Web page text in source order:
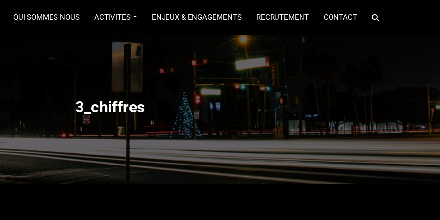
QUI SOMMES NOUS ACTIVITES ENJEUX & ENGAGEMENTS RECRUTEMENT CONTACT
3_chiffres